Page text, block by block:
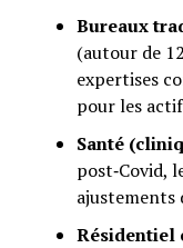
Bureaux
(autour de
expertises
pour les
Santé
post‑Covid,
ajustements
Résidentiel